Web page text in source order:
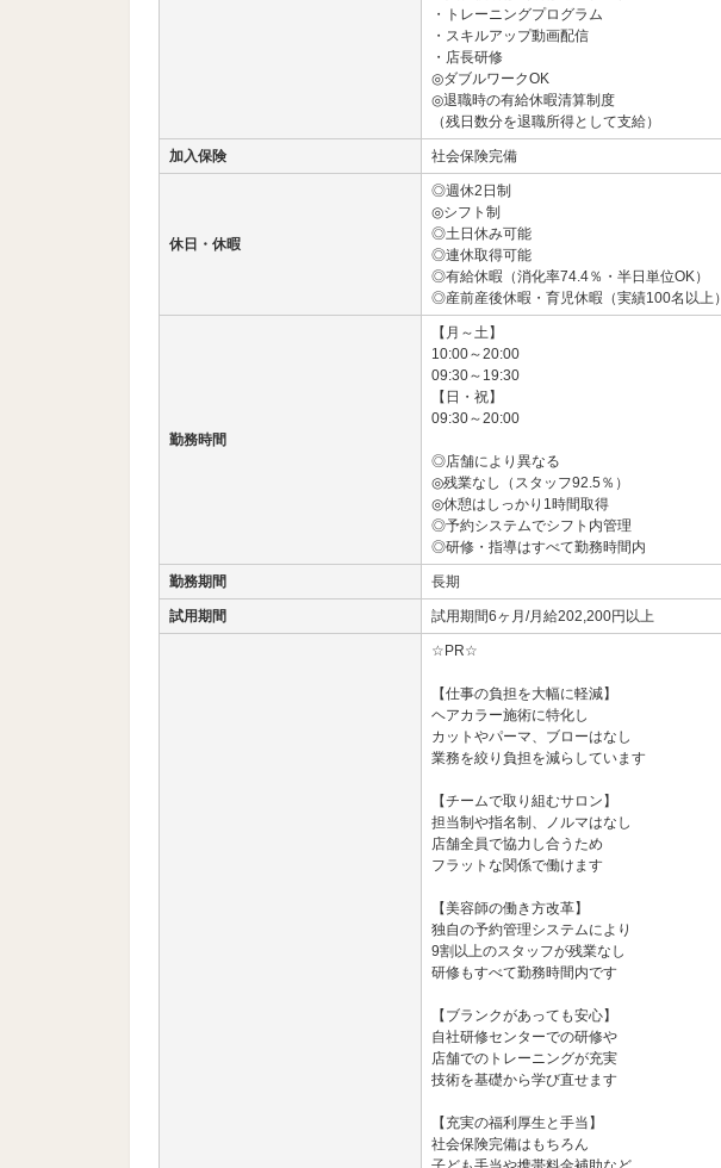
・トレーニングプログラム
・スキルアップ動画配信
・店長研修
◎ダブルワークOK
◎退職時の有給休暇清算制度
（残日数分を退職所得として支給）
加入保険 社会保険完備
休日・休暇
◎週休2日制
◎シフト制
◎土日休み可能
◎連休取得可能
◎有給休暇（消化率74.4％・半日単位OK）
◎産前産後休暇・育児休暇（実績100名以上）
勤務時間
【月～土】
10:00～20:00
09:30～19:30
【日・祝】
09:30～20:00
◎店舗により異なる
◎残業なし（スタッフ92.5％）
◎休憩はしっかり1時間取得
◎予約システムでシフト内管理
◎研修・指導はすべて勤務時間内
勤務期間 長期
試用期間 試用期間6ヶ月/月給202,200円以上
☆PR☆
【仕事の負担を大幅に軽減】
ヘアカラー施術に特化し
カットやパーマ、ブローはなし
業務を絞り負担を減らしています
【チームで取り組むサロン】
担当制や指名制、ノルマはなし
店舗全員で協力し合うため
フラットな関係で働けます
【美容師の働き方改革】
独自の予約管理システムにより
9割以上のスタッフが残業なし
研修もすべて勤務時間内です
【ブランクがあっても安心】
自社研修センターでの研修や
店舗でのトレーニングが充実
技術を基礎から学び直せます
【充実の福利厚生と手当】
社会保険完備はもちろん